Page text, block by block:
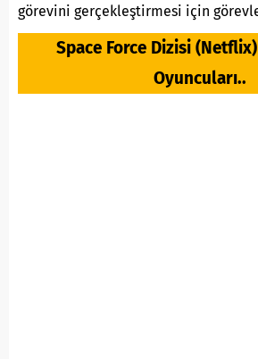
görevini gerçekleştirmesi için
Space Force Dizisi
Oyuncuları..